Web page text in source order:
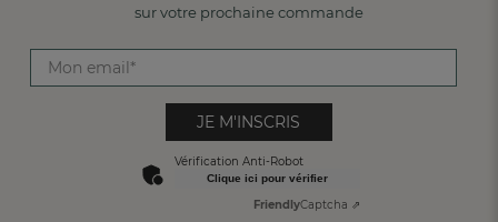
sur votre prochaine commande
JE M'INSCRIS
Vérification Anti-Robot
Clique ici pour vérifier
FriendlyCaptcha ⇗